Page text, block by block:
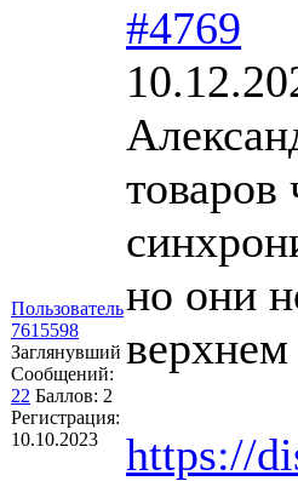
Пользователь
7615598
Заглянувший
Сообщений:
22 Баллов: 2
Регистрация:
10.10.2023
#4769
но они
https://